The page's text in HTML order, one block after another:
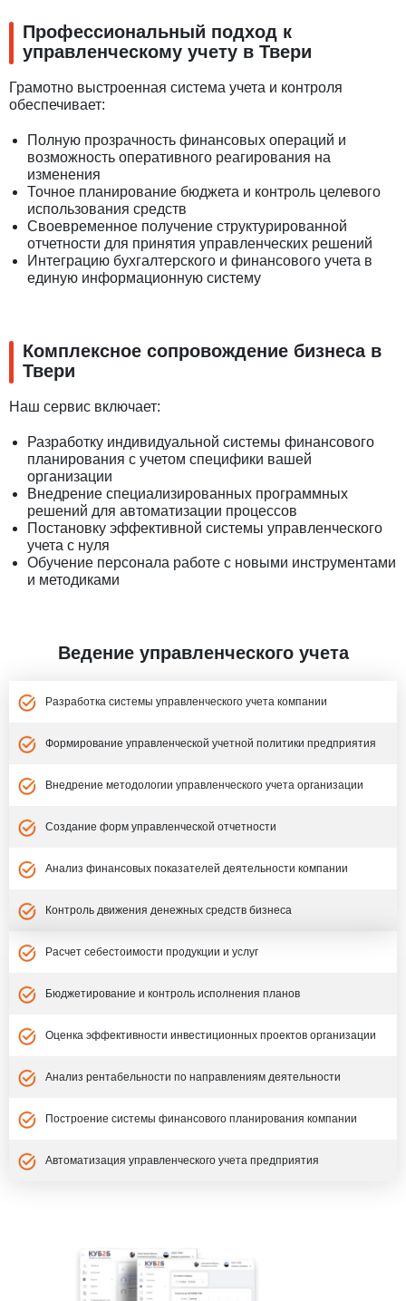
Профессиональный подход к
управленческому учету в Твери
Грамотно выстроенная система учета и контроля
обеспечивает:
Полную прозрачность финансовых операций и
возможность оперативного реагирования на
изменения
Точное планирование бюджета и контроль целевого
использования средств
Своевременное получение структурированной
отчетности для принятия управленческих решений
Интеграцию бухгалтерского и финансового учета в
единую информационную систему
Комплексное сопровождение бизнеса в
Твери
Наш сервис включает:
Разработку индивидуальной системы финансового
планирования с учетом специфики вашей
организации
Внедрение специализированных программных
решений для автоматизации процессов
Постановку эффективной системы управленческого
учета с нуля
Обучение персонала работе с новыми инструментами
и методиками
Ведение управленческого учета
Разработка системы управленческого учета компании
Формирование управленческой учетной политики предприятия
Внедрение методологии управленческого учета организации
Создание форм управленческой отчетности
Анализ финансовых показателей деятельности компании
Контроль движения денежных средств бизнеса
Расчет себестоимости продукции и услуг
Бюджетирование и контроль исполнения планов
Оценка эффективности инвестиционных проектов организации
Анализ рентабельности по направлениям деятельности
Построение системы финансового планирования компании
Автоматизация управленческого учета предприятия